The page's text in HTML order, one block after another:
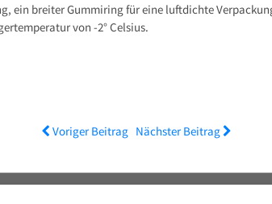
ein breiter Gummiring für eine luftdichte
von -2° Celsius.
Voriger Beitrag Nächster Beitrag